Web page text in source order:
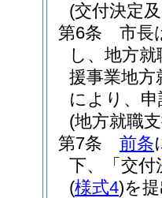
(交付決定
第6条
市長
し、地方
援事業地方
により、
(地方就職
第7条
前条
下、「交付
(様式4)を